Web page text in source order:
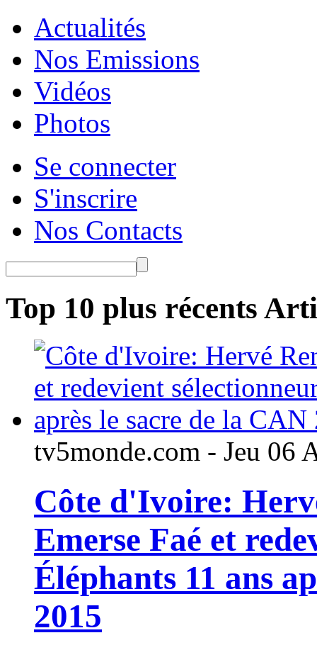
Actualités
Nos Emissions
Vidéos
Photos
Se connecter
S'inscrire
Nos Contacts
Top 10 plus récents
tv5monde.com - Jeu 06
Côte d'Ivoire:
Emerse Faé et
Éléphants 11 ans
2015